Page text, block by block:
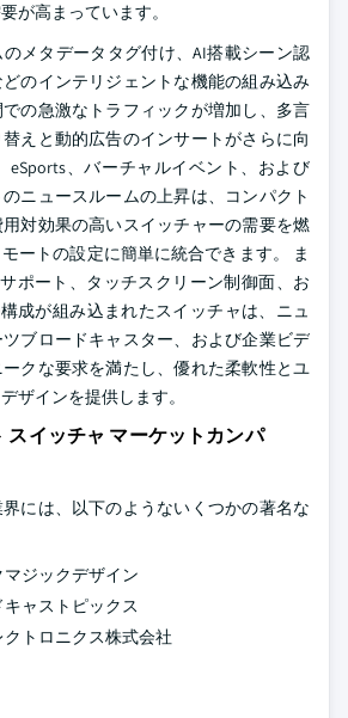
が高まっています。
メタデータタグ付け、AI搭載シーン認
のインテリジェントな機能の組み込み
の急激なトラフィックが増加し、多言
えと動的広告のインサートがさらに向
eSports、バーチャルイベント、および
ニュースルームの上昇は、コンパクト
対効果の高いスイッチャーの需要を燃
ートの設定に簡単に統合できます。 ま
ポート、タッチスクリーン制御面、お
成が組み込まれたスイッチャは、ニュ
ブロードキャスター、および企業ビデ
クな要求を満たし、優れた柔軟性とユ
ザインを提供します。
スイッチャ マーケットカンパ
には、以下のようないくつかの著名な
ジックデザイン
ャストピックス
トロニクス株式会社